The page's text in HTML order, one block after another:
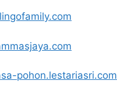
pohon.lestariasri.com